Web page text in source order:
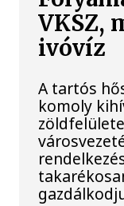
VKSZ,
ivóvíz
A tartós
komoly